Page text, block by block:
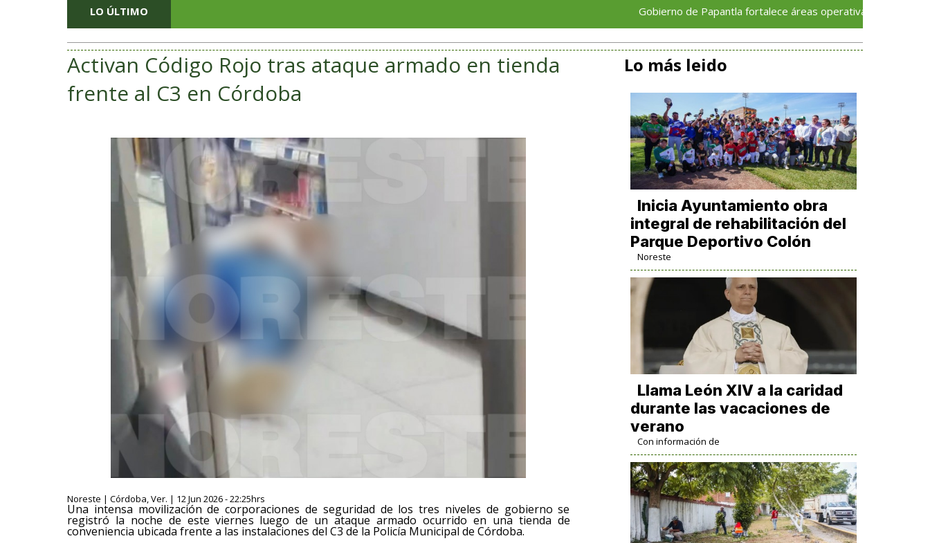
LO ÚLTIMO Gobierno de Papantla fortalece áreas operativas con nuevas unidades
Activan Código Rojo tras ataque armado en tienda
frente al C3 en Córdoba
Noreste | Córdoba, Ver. | 12 Jun 2026 - 22:25hrs
Una intensa movilización de corporaciones de seguridad de los tres niveles de gobierno se
registró la noche de este viernes luego de un ataque armado ocurrido en una tienda de
conveniencia ubicada frente a las instalaciones del C3 de la Policía Municipal de Córdoba.
Lo más leido
Inicia Ayuntamiento obra
integral de rehabilitación del
Parque Deportivo Colón
Noreste
Llama León XIV a la caridad
durante las vacaciones de
verano
Con información de